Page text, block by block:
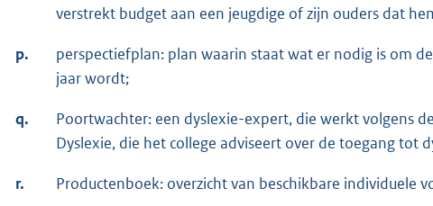
verstrekt budget aan een jeugdige of zijn ouders dat
p.
perspectiefplan: plan waarin staat wat er nodig is om
jaar wordt;
q.
Poortwachter: een dyslexie-expert, die werkt volgens
Dyslexie, die het college adviseert over de toegang tot
r. Productenboek: overzicht van beschikbare individuele